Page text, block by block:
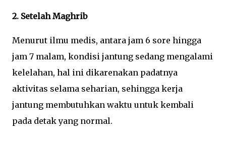
2. Setelah Maghrib
Menurut ilmu medis, antara jam 6 sore hingga
jam 7 malam, kondisi jantung sedang mengalami
kelelahan, hal ini dikarenakan padatnya
aktivitas selama seharian, sehingga kerja
jantung membutuhkan waktu untuk kembali
pada detak yang normal.